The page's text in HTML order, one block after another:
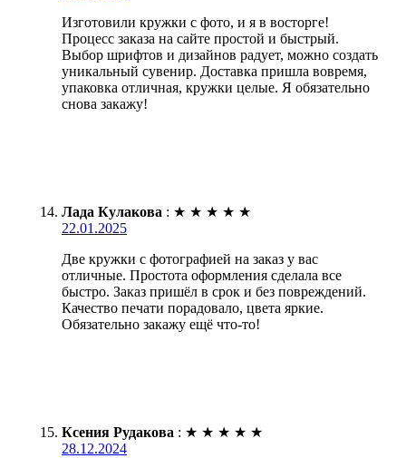
Изготовили кружки с фото, и я в восторге!
Процесс заказа на сайте простой и быстрый.
Выбор шрифтов и дизайнов радует, можно создать
уникальный сувенир. Доставка пришла вовремя,
упаковка отличная, кружки целые. Я обязательно
снова закажу!
Лада Кулакова : ★ ★ ★ ★ ★
22.01.2025
Две кружки с фотографией на заказ у вас
отличные. Простота оформления сделала все
быстро. Заказ пришёл в срок и без повреждений.
Качество печати порадовало, цвета яркие.
Обязательно закажу ещё что-то!
Ксения Рудакова : ★ ★ ★ ★ ★
28.12.2024